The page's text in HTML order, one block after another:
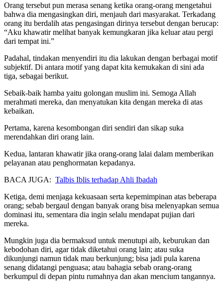
Orang tersebut pun merasa senang ketika orang-orang mengetahui
bahwa dia mengasingkan diri, menjauh dari masyarakat. Terkadang
orang itu berdalih atas pengasingan dirinya tersebut dengan berucap:
“Aku khawatir melihat banyak kemungkaran jika keluar atau pergi
dari tempat ini.”
Padahal, tindakan menyendiri itu dia lakukan dengan berbagai motif
subjektif. Di antara motif yang dapat kita kemukakan di sini ada
tiga, sebagai berikut.
Sebaik-baik hamba yaitu golongan muslim ini. Semoga Allah
merahmati mereka, dan menyatukan kita dengan mereka di atas
kebaikan.
Pertama, karena kesombongan diri sendiri dan sikap suka
merendahkan diri orang lain.
Kedua, lantaran khawatir jika orang-orang lalai dalam memberikan
pelayanan atau penghormatan kepadanya.
BACA JUGA: Talbis Iblis terhadap Ahli Ibadah
Ketiga, demi menjaga kekuasaan serta kepemimpinan atas beberapa
orang; sebab bergaul dengan banyak orang bisa melenyapkan semua
dominasi itu, sementara dia ingin selalu mendapat pujian dari
mereka.
Mungkin juga dia bermaksud untuk menutupi aib, keburukan dan
kebodohan diri, agar tidak diketahui orang lain; atau suka
dikunjungi namun tidak mau berkunjung; bisa jadi pula karena
senang didatangi penguasa; atau bahagia sebab orang-orang
berkumpul di depan pintu rumahnya dan akan mencium tangannya.